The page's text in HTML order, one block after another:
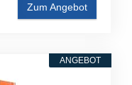
Zum Angebot
ANGEBOT